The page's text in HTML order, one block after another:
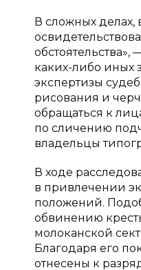
В сложных делах,
каких-либо иных
экспертизы
рисования и
обращаться к
по сличению
владельцы
В ходе
в привлечении
положений.
обвинению
молоканской
Благодаря его
отнесены к